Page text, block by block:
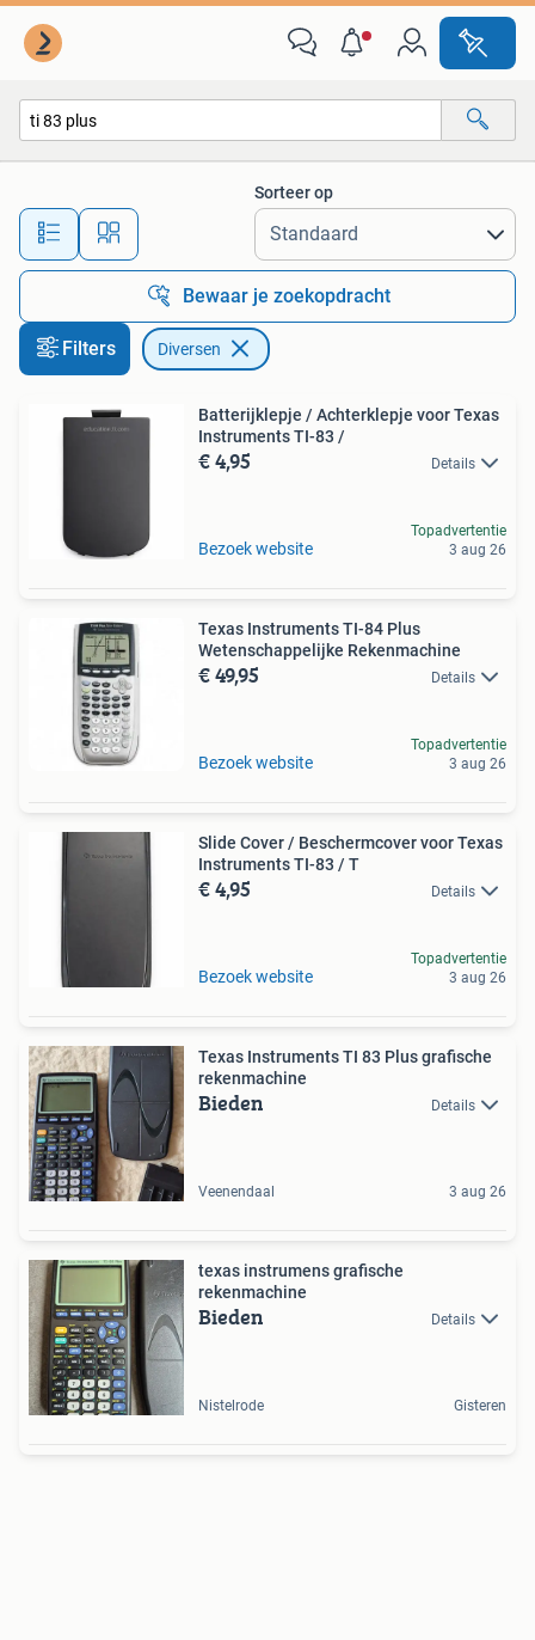
Alle afstanden…
Sorteer op
Bewaar je zoekopdracht
Filters Diversen
Batterijklepje / Achterklepje voor Texas
Instruments TI-83 /
€ 4,95 Details
Bezoek website
Topadvertentie
3 aug 26
Texas Instruments TI-84 Plus
Wetenschappelijke Rekenmachine
€ 49,95 Details
Bezoek website
Topadvertentie
3 aug 26
Slide Cover / Beschermcover voor Texas
Instruments TI-83 / T
€ 4,95 Details
Bezoek website
Topadvertentie
3 aug 26
Texas Instruments TI 83 Plus grafische
rekenmachine
Bieden Details
Veenendaal 3 aug 26
texas instrumens grafische
rekenmachine
Bieden Details
Nistelrode Gisteren